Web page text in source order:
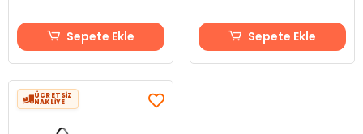
Sepete Ekle Sepete Ekle
ÜCRETSİZ
NAKLİYE